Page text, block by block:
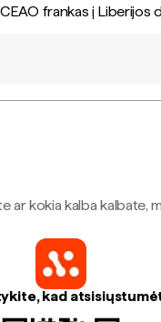
frankas į Liberijos
ar kokia kalba kalbate,
kad